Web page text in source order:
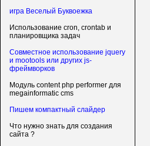
игра Веселый Буквоежка
Использование cron, crontab и
планировщика задач
Совместное использование jquery
и mootools или других js-
фреймворков
Модуль content php performer для
megainformatic cms
Пишем компактный слайдер
Что нужно знать для создания
сайта ?